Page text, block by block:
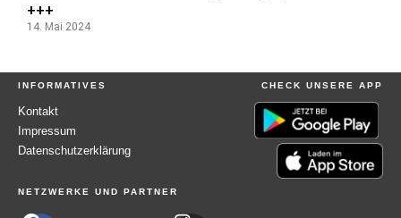
+++
14. Mai 2024
INFORMATIVES
Kontakt
Impressum
Datenschutzerklärung
CHECK UNSERE APP
NETZWERKE UND PARTNER